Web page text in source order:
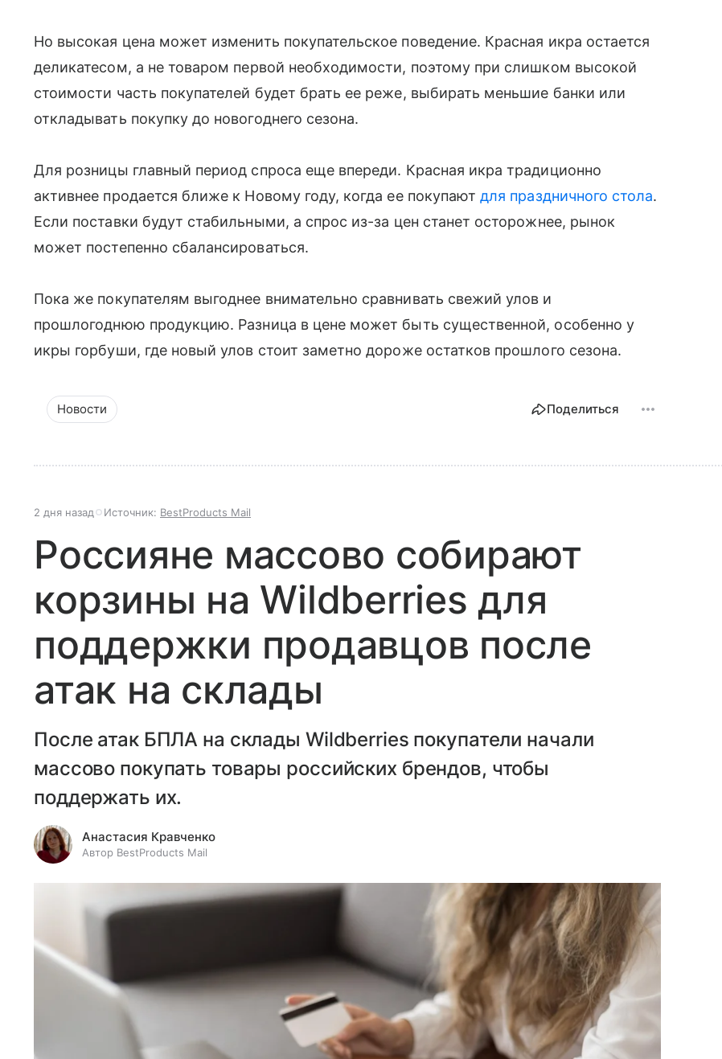
Но высокая цена может изменить покупательское поведение. Красная икра остается
деликатесом, а не товаром первой необходимости, поэтому при слишком высокой
стоимости часть покупателей будет брать ее реже, выбирать меньшие банки или
откладывать покупку до новогоднего сезона.
Для розницы главный период спроса еще впереди. Красная икра традиционно
активнее продается ближе к Новому году, когда ее покупаютдля праздничного стола.
Если поставки будут стабильными, а спрос из-за цен станет осторожнее, рынок
может постепенно сбалансироваться.
Пока же покупателям выгоднее внимательно сравнивать свежий улов и
прошлогоднюю продукцию. Разница в цене может быть существенной, особенно у
икры горбуши, где новый улов стоит заметно дороже остатков прошлого сезона.
Новости Поделиться
2 дня назад Источник: BestProducts Mail
Россияне массово собирают
корзины на Wildberries для
поддержки продавцов после
атак на склады
После атак БПЛА на склады Wildberries покупатели начали
массово покупать товары российских брендов, чтобы
поддержать их.
Анастасия Кравченко
Автор BestProducts Mail